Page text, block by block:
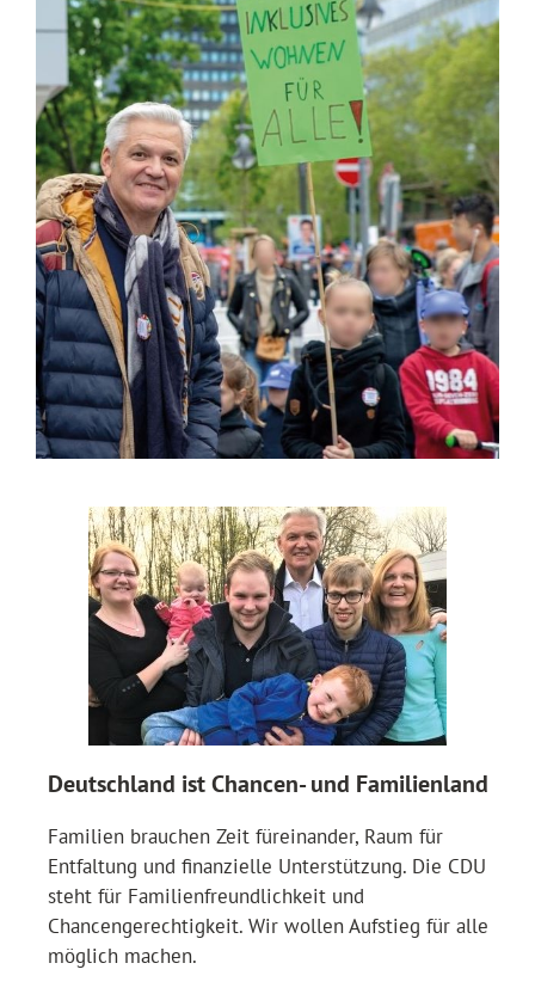
Deutschland ist Chancen- und Familienland
Familien brauchen Zeit füreinander, Raum für
Entfaltung und finanzielle Unterstützung. Die CDU
steht für Familienfreundlichkeit und
Chancengerechtigkeit. Wir wollen Aufstieg für alle
möglich machen.